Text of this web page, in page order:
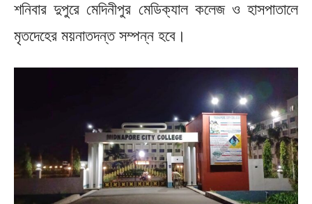
শনিবার দুপুরে মেদিনীপুর মেডিক্যাল কলেজ ও হাসপাতালে
মৃতদেহের ময়নাতদন্ত সম্পন্ন হবে।